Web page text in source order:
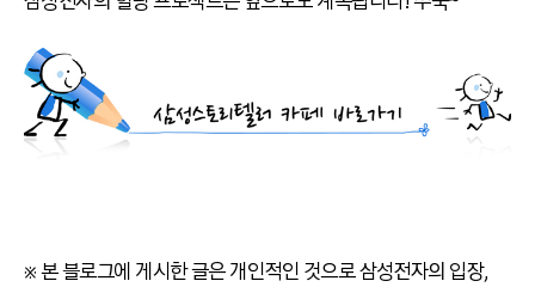
※ 본 블로그에 게시한 글은 개인적인 것으로 삼성전자의 입장,